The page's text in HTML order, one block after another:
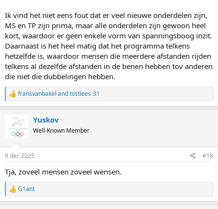
Ik vind het niet eens fout dat er veel nieuwe onderdelen zijn,
MS en TP zijn prima, maar alle onderdelen zijn gewoon heel
kort, waardoor er geen enkele vorm van spanningsboog inzit.
Daarnaast is het heel matig dat het programma telkens
hetzelfde is, waardoor mensen die meerdere afstanden rijden
telkens al dezelfde afstanden in de benen hebben tov anderen
die niet die dubbelingen hebben.
R
e
t
s
fransvanbakel andtostiees-31
Yuskov
Well-Known Member
9 dec 2025 #18
Tja, zoveel mensen zoveel wensen.
R
e
G1ant